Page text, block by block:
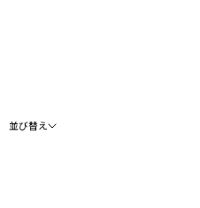
並び替え